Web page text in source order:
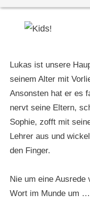
Lukas ist unsere
seinem Alter mit
Ansonsten hat er es
nervt seine Eltern,
Sophie, zofft mit
Lehrer aus und
den Finger.
Nie um eine Ausrede
Wort im Munde um …